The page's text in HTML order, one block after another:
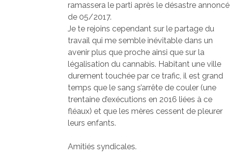
ramassera le parti après le désastre annoncé
de 05/2017.
Je te rejoins cependant sur le partage du
travail qui me semble inévitable dans un
avenir plus que proche ainsi que sur la
légalisation du cannabis. Habitant une ville
durement touchée par ce trafic, il est grand
temps que le sang s’arrête de couler (une
trentaine d’exécutions en 2016 liées à ce
fléaux) et que les mères cessent de pleurer
leurs enfants.
Amitiés syndicales.